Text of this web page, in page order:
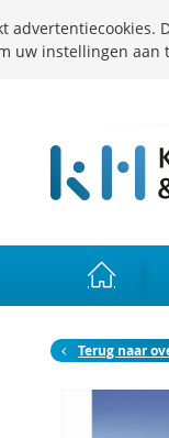
Terug naar
advertentiecookies.
uw instellingen aan